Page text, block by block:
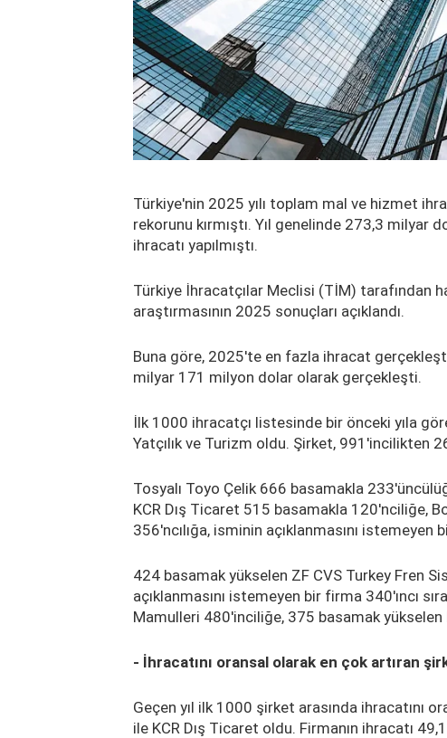
Türkiye'nin 2025 yılı toplam mal ve hizmet
rekorunu kırmıştı. Yıl genelinde 273,3 milyar
ihracatı yapılmıştı.
Türkiye İhracatçılar Meclisi (TİM) tarafından
araştırmasının 2025 sonuçları açıklandı.
Buna göre, 2025'te en fazla ihracat
milyar 171 milyon dolar olarak gerçekleşti.
İlk 1000 ihracatçı listesinde bir önceki yıla
Yatçılık ve Turizm oldu. Şirket, 991'incilikten
Tosyalı Toyo Çelik 666 basamakla
KCR Dış Ticaret 515 basamakla 120'nciliğe,
356'ncılığa, isminin açıklanmasını
424 basamak yükselen ZF CVS Turkey Fren
açıklanmasını istemeyen bir firma 340'ıncı
Mamulleri 480'inciliğe, 375 basamak
- İhracatını oransal olarak en çok artıran
Geçen yıl ilk 1000 şirket arasında ihracatını
ile KCR Dış Ticaret oldu. Firmanın ihracatı